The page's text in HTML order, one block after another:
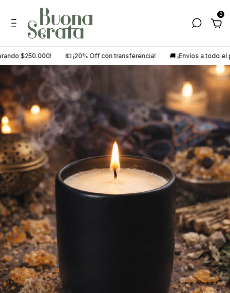
0
$250.000! 💵 ¡20% Off con transferencia! 🚚 ¡Envíos a todo el